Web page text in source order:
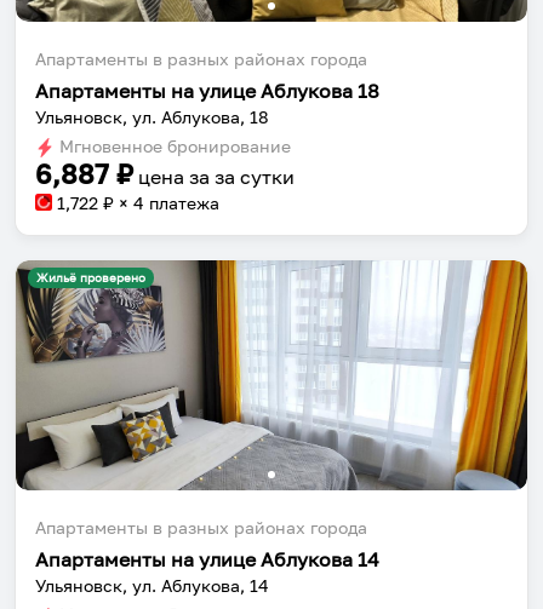
Апартаменты в разных районах города
Апартаменты на улице Аблукова 18
Ульяновск, ул. Аблукова, 18
Мгновенное бронирование
6,887 ₽ цена за за сутки
1,722 ₽ × 4 платежа
Жильё проверено
Апартаменты в разных районах города
Апартаменты на улице Аблукова 14
Ульяновск, ул. Аблукова, 14